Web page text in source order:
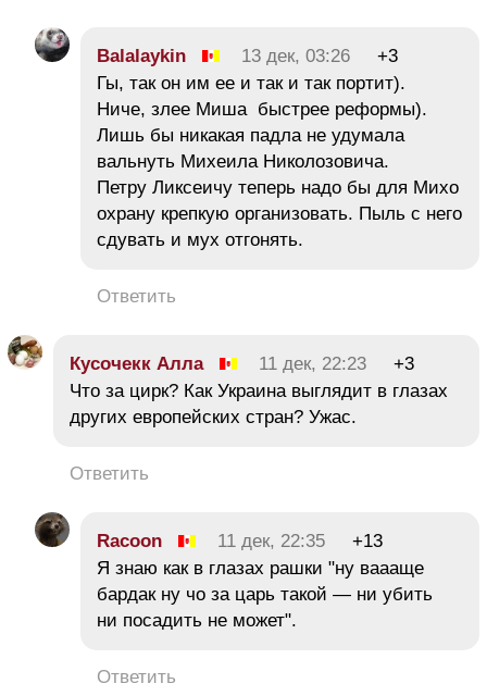
Balalaykin 13 дек, 03:26
+3
Гы, так он им ее и так и так портит).
Ниче, злее Миша быстрее реформы).
Лишь бы никакая падла не удумала
вальнуть Михеила Николозовича.
Петру Ликсеичу теперь надо бы для Михо
охрану крепкую организовать. Пыль с него
сдувать и мух отгонять.
Ответить
Кусочекк Алла 11 дек, 22:23
+3
Что за цирк? Как Украина выглядит в глазах
других европейских стран? Ужас.
Ответить
Racoon 11 дек, 22:35
+13
Я знаю как в глазах рашки "ну ваааще
бардак ну чо за царь такой — ни убить
ни посадить не может".
Ответить